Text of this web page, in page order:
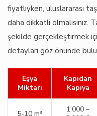
fiyatlıyken, uluslararası
daha dikkatli olmalısınız.
şekilde gerçekleştirmek
detayları göz önünde
Eşya
Miktarı
Kapıdan
Kapıya
5-10 m³
1.000 –